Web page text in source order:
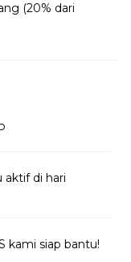
(20% dari
aktif di hari
kami siap bantu!